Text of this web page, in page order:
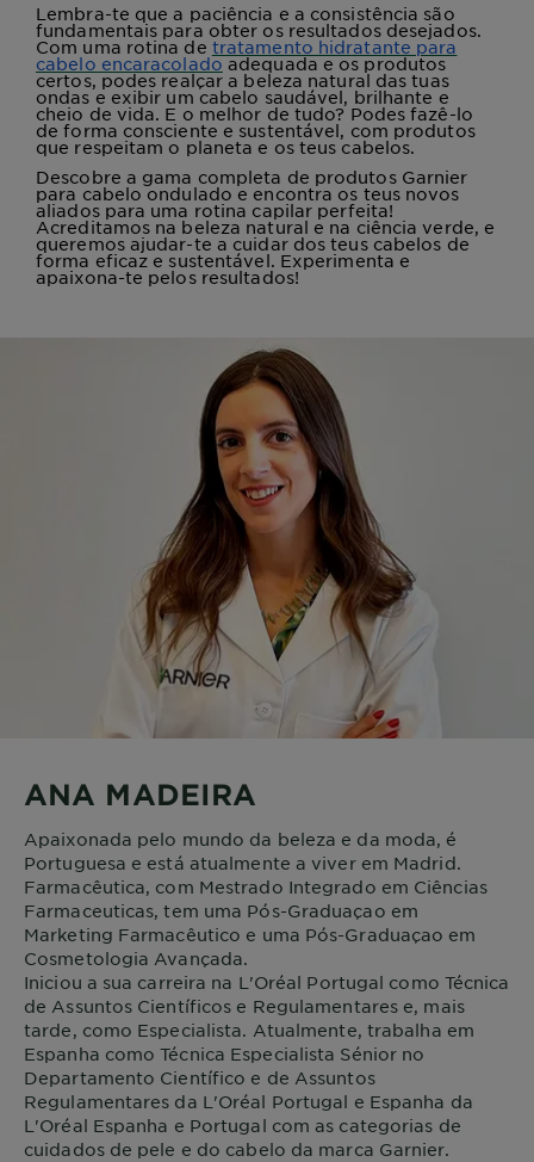
Lembra-te que a paciência e a consistência são
fundamentais para obter os resultados desejados.
Com uma rotina de tratamento hidratante para
cabelo encaracoladoadequada e os produtos
certos, podes realçar a beleza natural das tuas
ondas e exibir um cabelo saudável, brilhante e
cheio de vida. E o melhor de tudo? Podes fazê-lo
de forma consciente e sustentável, com produtos
que respeitam o planeta e os teus cabelos.
Descobre a gama completa de produtos Garnier
para cabelo ondulado e encontra os teus novos
aliados para uma rotina capilar perfeita!
Acreditamos na beleza natural e na ciência verde, e
queremos ajudar-te a cuidar dos teus cabelos de
forma eficaz e sustentável. Experimenta e
apaixona-te pelos resultados!
ANA MADEIRA
Apaixonada pelo mundo da beleza e da moda, é
Portuguesa e está atualmente a viver em Madrid.
Farmacêutica, com Mestrado Integrado em Ciências
Farmaceuticas, tem uma Pós-Graduaçao em
Marketing Farmacêutico e uma Pós-Graduaçao em
Cosmetologia Avançada.
Iniciou a sua carreira na L'Oréal Portugal como Técnica
de Assuntos Científicos e Regulamentares e, mais
tarde, como Especialista. Atualmente, trabalha em
Espanha como Técnica Especialista Sénior no
Departamento Científico e de Assuntos
Regulamentares da L'Oréal Portugal e Espanha da
L'Oréal Espanha e Portugal com as categorias de
cuidados de pele e do cabelo da marca Garnier.